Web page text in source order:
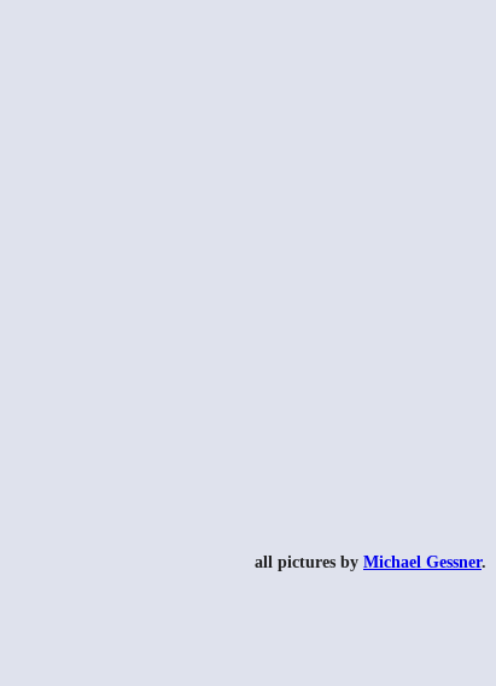
all pictures by Michael Gessner.